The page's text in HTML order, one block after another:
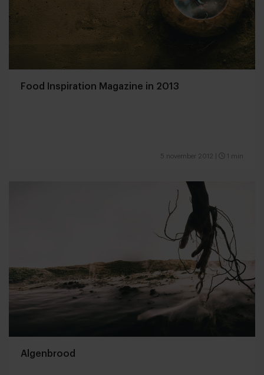
Food Inspiration Magazine in 2013
5 november 2012 1 min
Algenbrood